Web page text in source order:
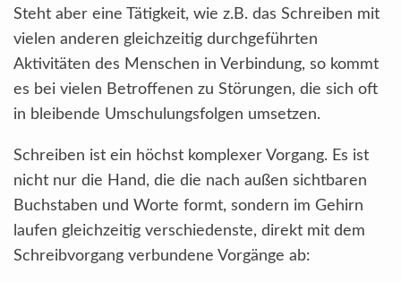
Steht aber eine Tätigkeit, wie z.B. das Schreiben mit
vielen anderen gleichzeitig durchgeführten
Aktivitäten des Menschen in Verbindung, so kommt
es bei vielen Betroffenen zu Störungen, die sich oft
in bleibende Umschulungsfolgen umsetzen.
Schreiben ist ein höchst komplexer Vorgang. Es ist
nicht nur die Hand, die die nach außen sichtbaren
Buchstaben und Worte formt, sondern im Gehirn
laufen gleichzeitig verschiedenste, direkt mit dem
Schreibvorgang verbundene Vorgänge ab: